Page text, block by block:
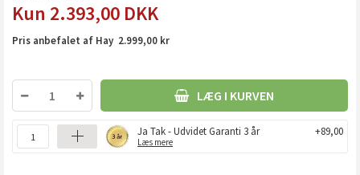
2.393,00 DKK
Pris anbefalet af Hay 2.999,00 kr
LÆG I KURVEN
Ja Tak - Udvidet Garanti 3 år
Læs mere
+89,00